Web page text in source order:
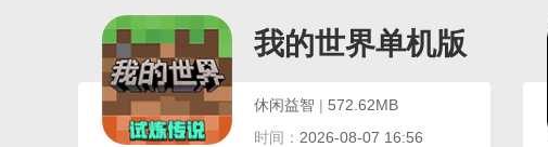
我的世界单机版
休闲益智 | 572.62MB
时间： 2026-08-07 16:56